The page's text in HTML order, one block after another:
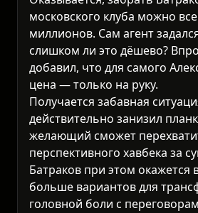
московского клуба можно
миллионов. Сам агент
слишком ли это дёшево?
добавил, что для самого
цена — только на руку.
Получается забавная
действительно занизил
желающий сможет
перспективного хавбека за
Батраков при этом
больше вариантов для
головной боли с